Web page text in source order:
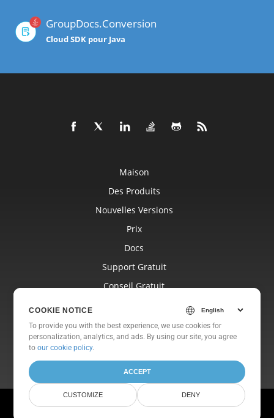
GroupDocs.Conversion
Cloud SDK pour Java
Maison
Des Produits
Nouvelles Versions
Prix
Docs
Support Gratuit
Conseil Gratuit
Sites Internet
À Propos De
© Aspose Pty Ltd 2001-2026. Tous les droits sont réservés.
COOKIE NOTICE
To provide you with the best experience, we use cookies for
personalization, analytics, and ads. By using our site, you agree
toour cookie policy.
ACCEPT
CUSTOMIZE DENY